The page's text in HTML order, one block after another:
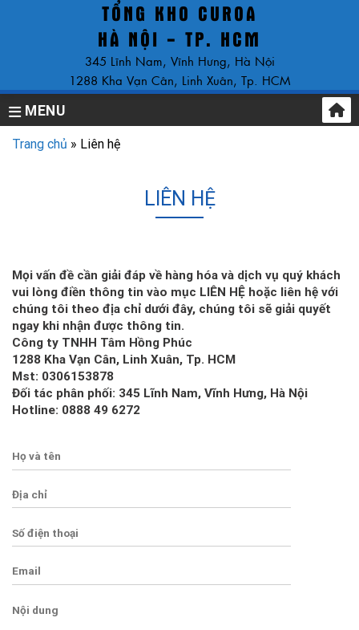
TỔNG KHO CUROA
HÀ NỘI - TP. HCM
345 Lĩnh Nam, Vĩnh Hưng, Hà Nội
1288 Kha Vạn Cân, Linh Xuân, Tp. HCM
MENU
Trang chủ » Liên hệ
LIÊN HỆ
Mọi vấn đề cần giải đáp về hàng hóa và dịch vụ quý khách
vui lòng điền thông tin vào mục LIÊN HỆ hoặc liên hệ với
chúng tôi theo địa chỉ dưới đây, chúng tôi sẽ giải quyết
ngay khi nhận được thông tin.
Công ty TNHH Tâm Hồng Phúc
1288 Kha Vạn Cân, Linh Xuân, Tp. HCM
Mst: 0306153878
Đối tác phân phối: 345 Lĩnh Nam, Vĩnh Hưng, Hà Nội
Hotline: 0888 49 6272